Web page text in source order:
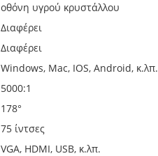
οθόνη υγρού κρυστάλλου
Διαφέρει
Διαφέρει
Windows, Mac, IOS, Android, κ.λπ.
5000:1
178°
75 ίντσες
VGA, HDMI, USB, κ.λπ.